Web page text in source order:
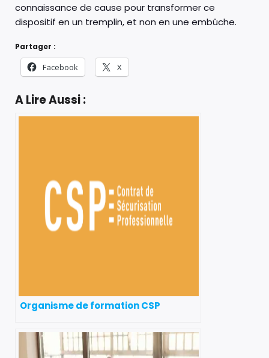
connaissance de cause pour transformer ce
dispositif en un tremplin, et non en une embûche.
Partager :
Facebook X
A Lire Aussi :
Organisme de formation CSP